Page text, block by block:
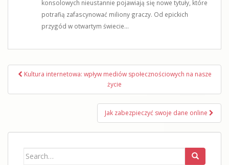
konsolowych nieustannie pojawiają się nowe tytuły, które
potrafią zafascynować miliony graczy. Od epickich
przygód w otwartym świecie...
Nawigacja
Kultura internetowa: wpływ mediów społecznościowych na nasze
życie
Jak zabezpieczyć swoje dane online
Search